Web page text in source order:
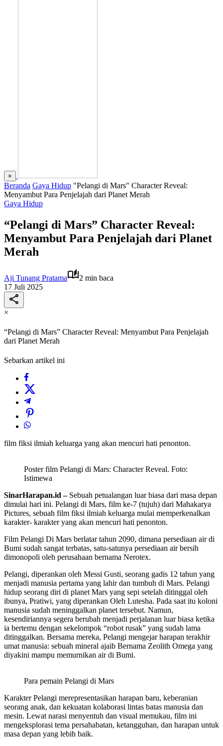
×
Beranda Gaya Hidup "Pelangi di Mars" Character Reveal:
Menyambut Para Penjelajah dari Planet Merah
Gaya Hidup
“Pelangi di Mars” Character Reveal:
Menyambut Para Penjelajah dari Planet
Merah
Aji Tunang Pratama
2 min baca
17 Juli 2025
×
“Pelangi di Mars” Character Reveal: Menyambut Para Penjelajah
dari Planet Merah
Sebarkan artikel ini
film fiksi ilmiah keluarga yang akan mencuri hati penonton.
Poster film Pelangi di Mars: Character Reveal. Foto:
Istimewa
SinarHarapan.id –Sebuah petualangan luar biasa dari masa depan
dimulai hari ini. Pelangi di Mars, film ke-7 (tujuh) dari Mahakarya
Pictures, sebuah film fiksi ilmiah keluarga mulai memperkenalkan
karakter- karakter yang akan mencuri hati penonton.
Film Pelangi Di Mars berlatar tahun 2090, dimana persediaan air di
Bumi sudah sangat terbatas, satu-satunya persediaan air bersih
dimonopoli oleh perusahaan bernama Nerotex.
Pelangi, diperankan oleh Messi Gusti, seorang gadis 12 tahun yang
menjadi manusia pertama yang lahir dan tumbuh di Mars. Pelangi
hidup seorang diri di planet Mars yang sepi setelah ditinggal oleh
ibunya, Pratiwi, yang diperankan Oleh Lutesha. Pada saat itu koloni
manusia sudah meninggalkan planet tersebut. Namun,
kesendiriannya segera berubah menjadi perjalanan luar biasa ketika
ia bertemu dengan sekelompok “robot rusak” yang sudah lama
ditinggalkan. Bersama mereka, Pelangi mengejar harapan terakhir
umat manusia: sebuah mineral ajaib Bernama Zeolith Omega yang
diyakini mampu memurnikan air di Bumi.
Para pemain Pelangi di Mars
Karakter Pelangi merepresentasikan harapan baru, keberanian
seorang anak, dan kekuatan kolaborasi lintas batas manusia dan
mesin. Lewat narasi menyentuh dan visual memukau, film ini
mengeksplorasi tema persahabatan, ketangguhan, dan harapan untuk
masa depan yang lebih baik.